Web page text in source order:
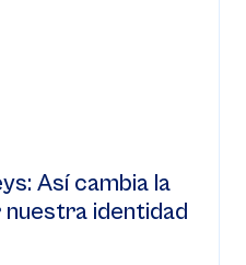
Así cambia la
identidad